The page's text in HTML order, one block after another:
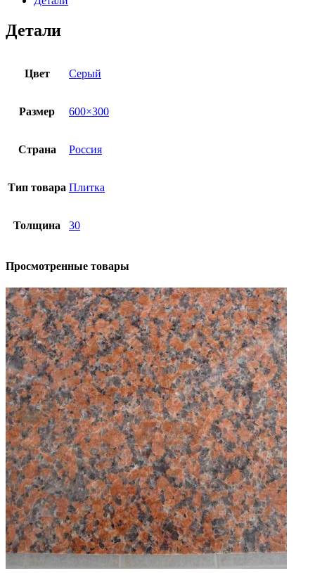
quantity
Детали
Цвет Серый
Размер 600×300
Страна Россия
Тип товара Плитка
Толщина 30
Просмотренные товары